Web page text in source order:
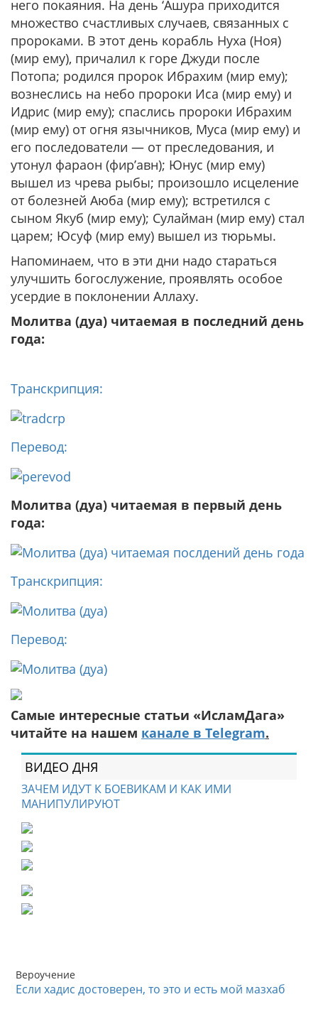
него покаяния. На день ‘Ашура приходится
множество счастливых случаев, связанных с
пророками. В этот день корабль Нуха (Ноя)
(мир ему), причалил к горе Джуди после
Потопа; родился пророк Ибрахим (мир ему);
вознеслись на небо пророки Иса (мир ему) и
Идрис (мир ему); спаслись пророки Ибрахим
(мир ему) от огня язычников, Муса (мир ему) и
его последователи — от преследования, и
утонул фараон (фир’авн); Юнус (мир ему)
вышел из чрева рыбы; произошло исцеление
от болезней Аюба (мир ему); встретился с
сыном Якуб (мир ему); Сулайман (мир ему) стал
царем; Юсуф (мир ему) вышел из тюрьмы.
Напоминаем, что в эти дни надо стараться
улучшить богослужение, проявлять особое
усердие в поклонении Аллаху.
Молитва (дуа) читаемая в последний день
года:
Транскрипция:
Перевод:
Молитва (дуа) читаемая в первый день
года:
Транскрипция:
Перевод:
Самые интересные статьи «ИсламДага»
читайте на нашем канале в Telegram.
ВИДЕО ДНЯ
ЗАЧЕМ ИДУТ К БОЕВИКАМ И КАК ИМИ
МАНИПУЛИРУЮТ
Вероучение
Если хадис достоверен, то это и есть мой мазхаб